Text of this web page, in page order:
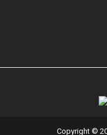
Copyright ©